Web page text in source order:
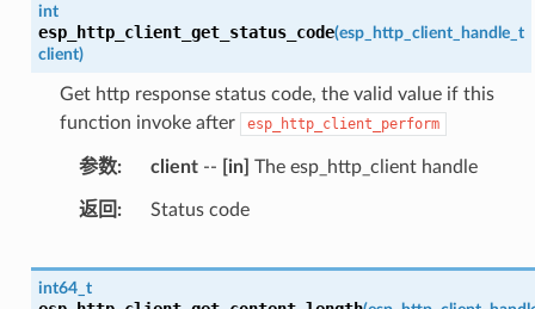
int
esp_http_client_get_status_code(esp_http_client_handle_t
client)
Get http response status code, the valid value if this
function invoke after
esp_http_client_perform
参数 client-- [in] The esp_http_client handle
返回 Status code
int64_t